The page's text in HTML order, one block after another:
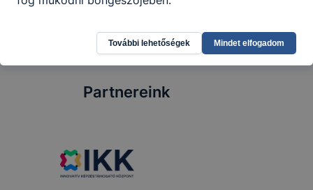
Partnereink
További lehetőségek Mindet elfogadom